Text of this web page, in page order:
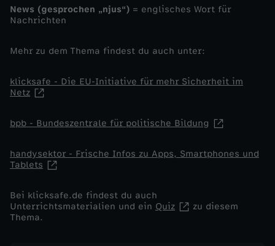
News (gesprochen „njus“) = englisches Wort für
Nachrichten
Mehr zu dem Thema findest du auch unter:
klicksafe - Die EU-Initiative für mehr Sicherheit im
Netz
bpb - Bundeszentrale für politische Bildung
handysektor - Frische Infos zu Apps, Smartphones und
Tablets
Bei klicksafe.de findest du auch
Unterrichtsmaterialien und ein Quiz
zu diesem
Thema.